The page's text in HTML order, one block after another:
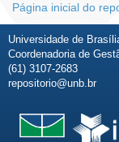
Página inicial do
Universidade de
Coordenadoria de
(61) 3107-2683
repositorio@unb.br